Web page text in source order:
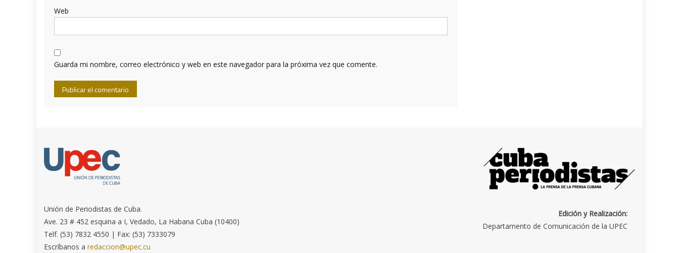
Web
Guarda mi nombre, correo electrónico y web en este navegador para la próxima vez que comente.
Unión de Periodistas de Cuba.
Ave. 23 # 452 esquina a I, Vedado, La Habana Cuba (10400)
Telf. (53) 7832 4550 | Fax: (53) 7333079
Escríbanos aredaccion@upec.cu
Edición y Realización:
Departamento de Comunicación de la UPEC